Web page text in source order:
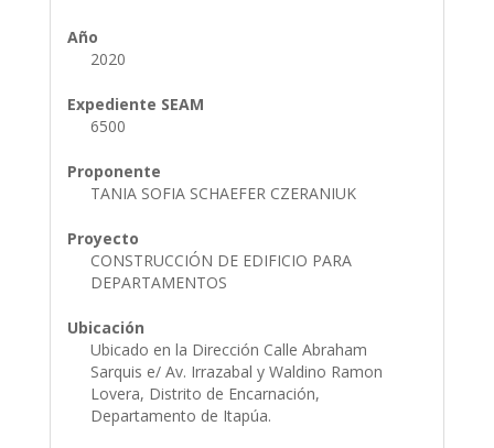
Año
2020
Expediente SEAM
6500
Proponente
TANIA SOFIA SCHAEFER CZERANIUK
Proyecto
CONSTRUCCIÓN DE EDIFICIO PARA
DEPARTAMENTOS
Ubicación
Ubicado en la Dirección Calle Abraham
Sarquis e/ Av. Irrazabal y Waldino Ramon
Lovera, Distrito de Encarnación,
Departamento de Itapúa.